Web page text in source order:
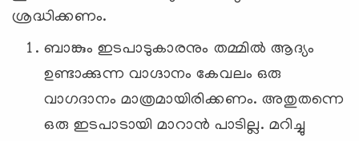
ശ്രദ്ധിക്കണം.
ബാങ്കും ഇടപാടുകാരനും തമ്മില്‍ ആദ്യം
ഉണ്ടാക്കുന്ന വാഗ്ദാനം കേവലം ഒരു
വാഗദാനം മാത്രമായിരിക്കണം. അതുതന്നെ
ഒരു ഇടപാടായി മാറാന്‍ പാടില്ല. മറിച്ചു